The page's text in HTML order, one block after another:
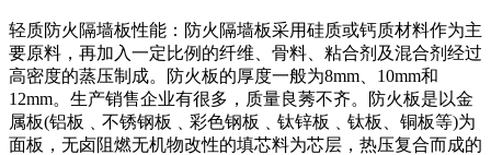
轻质防火隔墙板性能：防火隔墙板采用硅质或钙质材料作为主
要原料，再加入一定比例的纤维、骨料、粘合剂及混合剂经过
高密度的蒸压制成。防火板的厚度一般为8mm、10mm和
12mm。生产销售企业有很多，质量良莠不齐。防火板是以金
属板(铝板﹑不锈钢板﹑彩色钢板﹑钛锌板﹑钛板、铜板等)为
面板，无卤阻燃无机物改性的填芯料为芯层，热压复合而成的